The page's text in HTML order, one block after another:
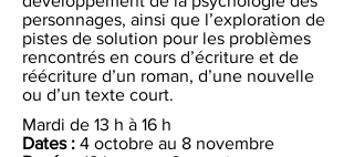
personnages, ainsi que l’exploration de
pistes de solution pour les problèmes
rencontrés en cours d’écriture et de
réécriture d’un roman, d’une nouvelle
ou d’un texte court.
Mardi de 13 h à 16 h
Dates : 4 octobre au 8 novembre